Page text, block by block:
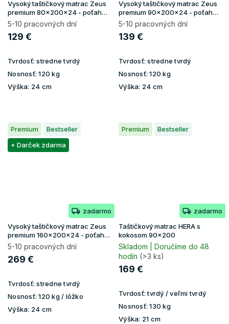
Vysoký taštičkový matrac Zeus
premium 80x200x24 - poťah
Aloe Vera
5-10 pracovných dní
129 €
Tvrdosť: stredne tvrdý
Nosnosť: 120 kg
Výška: 24 cm
Vysoký taštičkový matrac Zeus
premium 90x200x24 - poťah
Aloe Vera
5-10 pracovných dní
139 €
Tvrdosť: stredne tvrdý
Nosnosť: 120 kg
Výška: 24 cm
Premium
Bestseller
+ Darček zdarma
zadarmo
Vysoký taštičkový matrac Zeus
premium 160x200x24 - poťah
Aloe Vera
5-10 pracovných dní
269 €
Tvrdosť: stredne tvrdý
Nosnosť: 120 kg / lôžko
Výška: 24 cm
Premium Bestseller
zadarmo
Taštičkový matrac HERA s
kokosom 90x200
Skladom | Doručíme do 48
hodín (>3 ks)
169 €
Tvrdosť:tvrdý / veľmi tvrdý
Nosnosť: 130 kg
Výška: 21 cm